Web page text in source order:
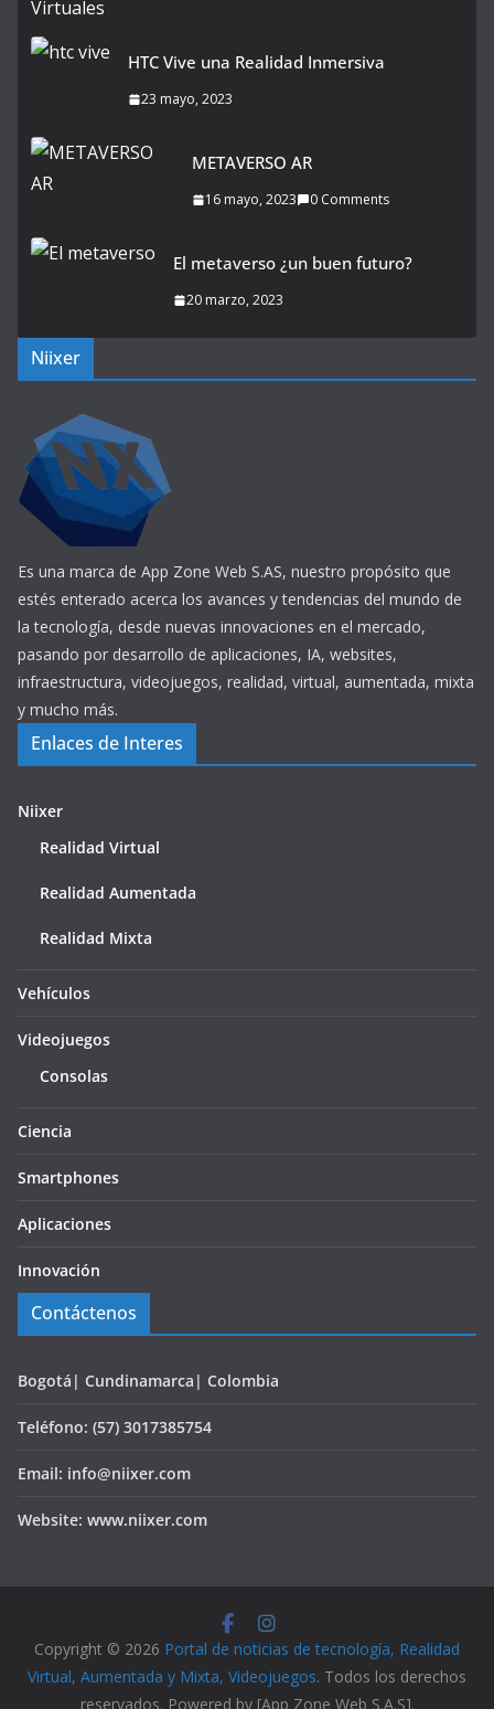
HTC Vive una Realidad Inmersiva
23 mayo, 2023
METAVERSO AR
16 mayo, 2023 0 Comments
El metaverso ¿un buen futuro?
20 marzo, 2023
Niixer
Es una marca de App Zone Web S.AS, nuestro propósito que
estés enterado acerca los avances y tendencias del mundo de
la tecnología, desde nuevas innovaciones en el mercado,
pasando por desarrollo de aplicaciones, IA, websites,
infraestructura, videojuegos, realidad, virtual, aumentada, mixta
y mucho más.
Enlaces de Interes
Niixer
Realidad Virtual
Realidad Aumentada
Realidad Mixta
Vehículos
Videojuegos
Consolas
Ciencia
Smartphones
Aplicaciones
Innovación
Contáctenos
Bogotá| Cundinamarca| Colombia
Teléfono: (57) 3017385754
Email: info@niixer.com
Website: www.niixer.com
Copyright © 2026 Portal de noticias de tecnología, Realidad
Virtual, Aumentada y Mixta, Videojuegos. Todos los derechos
reservados. Powered by [App Zone Web S.A.S].